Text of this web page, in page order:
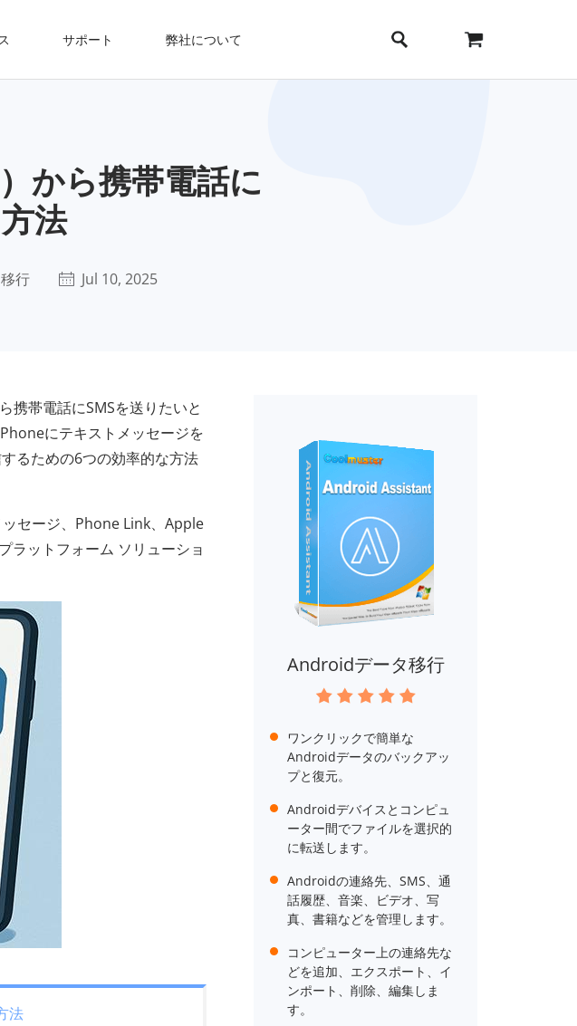
サポート 弊社について
から携帯電話に
法
行 Jul 10, 2025
携帯電話にSMSを送りたいと
にテキストメッセージを
るための6つの効率的な方法
セージ、Phone Link、Apple
ラットフォーム ソリューショ
法
Androidデータ移行
ワンクリックで簡単な
Androidデータのバックアッ
プと復元。
Androidデバイスとコンピュ
ーター間でファイルを選択的
に転送します。
Androidの連絡先、SMS、通
話履歴、音楽、ビデオ、写
真、書籍などを管理します。
コンピューター上の連絡先な
どを追加、エクスポート、イ
ンポート、削除、編集しま
す。